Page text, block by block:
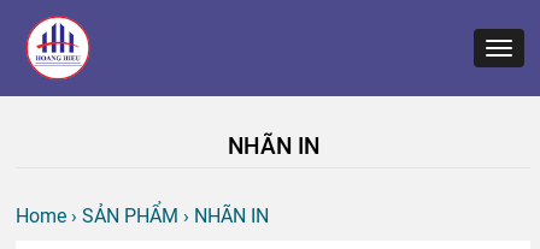
NHÃN IN
Home › SẢN PHẨM › NHÃN IN